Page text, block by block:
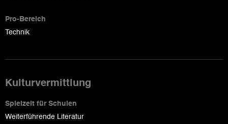
Pro-Bereich
Technik
Kulturvermittlung
Spielzeit für Schulen
Weiterführende Literatur